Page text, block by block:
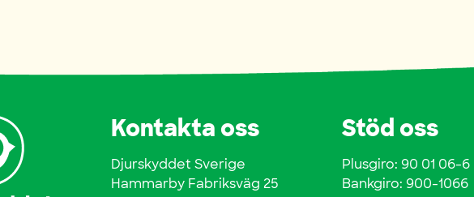
Kontakta oss
Djurskyddet Sverige
Hammarby Fabriksväg 25
Stöd oss
Plusgiro: 90 01 06-6
Bankgiro: 900-1066